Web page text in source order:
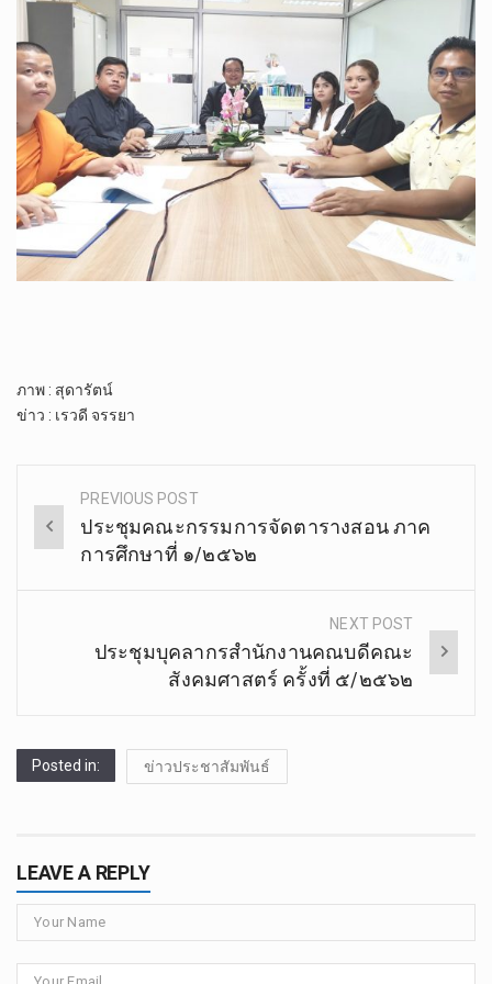
ภาพ​ : สุดารัตน์
ข่าว​ : เรวดี​ จรรยา
Post
navigation
PREVIOUS POST
ประชุมคณะกรรมการจัดตารางสอน ภาค
การศึกษาที่ ๑/๒๕๖๒
NEXT POST
ประชุม​บุคลากร​สำนักงาน​คณบดี​คณะ​
สังคม​ศาสตร์​ ครั้ง​ที่​ ๕/๒๕๖๒
Posted in: ข่าวประชาสัมพันธ์
LEAVE A REPLY